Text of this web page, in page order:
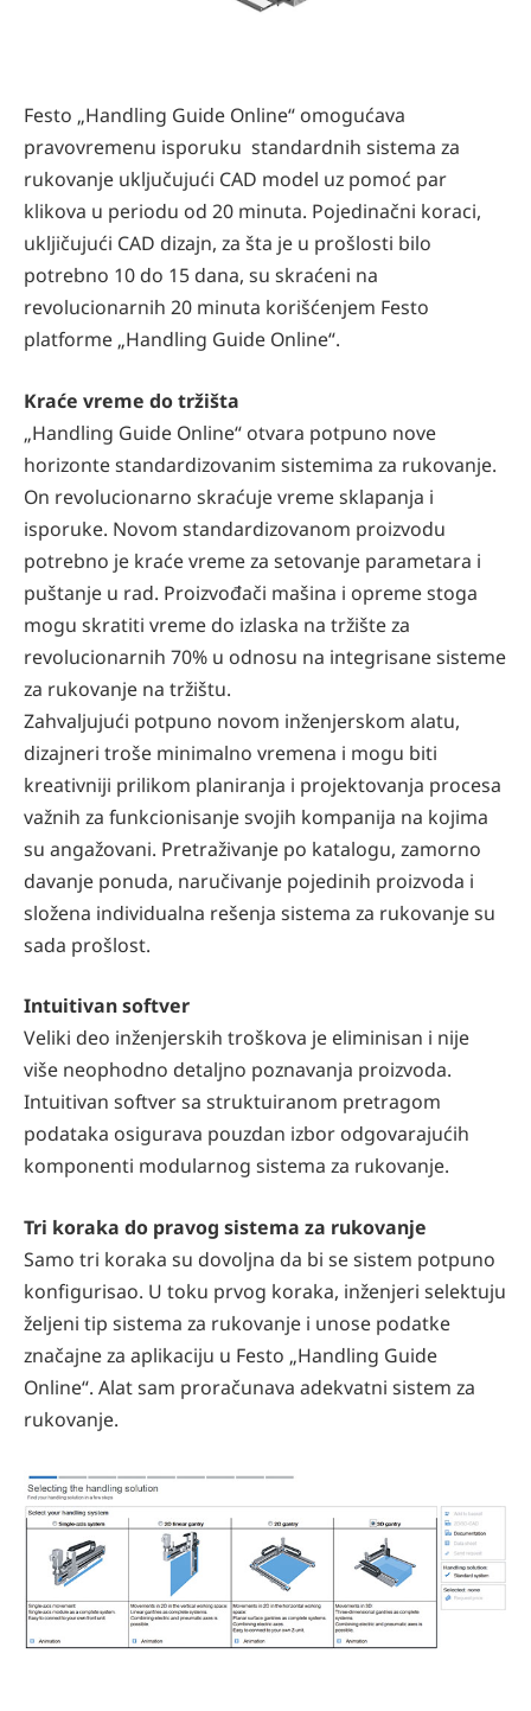
Festo „Handling Guide Online“ omogućava
pravovremenu isporuku standardnih sistema za
rukovanje uključujući CAD model uz pomoć par
klikova u periodu od 20 minuta. Pojedinačni koraci,
ukljičujući CAD dizajn, za šta je u prošlosti bilo
potrebno 10 do 15 dana, su skraćeni na
revolucionarnih 20 minuta korišćenjem Festo
platforme „Handling Guide Online“.
Kraće vreme do tržišta
„Handling Guide Online“ otvara potpuno nove
horizonte standardizovanim sistemima za rukovanje.
On revolucionarno skraćuje vreme sklapanja i
isporuke. Novom standardizovanom proizvodu
potrebno je kraće vreme za setovanje parametara i
puštanje u rad. Proizvođači mašina i opreme stoga
mogu skratiti vreme do izlaska na tržište za
revolucionarnih 70% u odnosu na integrisane sisteme
za rukovanje na tržištu.
Zahvaljujući potpuno novom inženjerskom alatu,
dizajneri troše minimalno vremena i mogu biti
kreativniji prilikom planiranja i projektovanja procesa
važnih za funkcionisanje svojih kompanija na kojima
su angažovani. Pretraživanje po katalogu, zamorno
davanje ponuda, naručivanje pojedinih proizvoda i
složena individualna rešenja sistema za rukovanje su
sada prošlost.
Intuitivan softver
Veliki deo inženjerskih troškova je eliminisan i nije
više neophodno detaljno poznavanja proizvoda.
Intuitivan softver sa struktuiranom pretragom
podataka osigurava pouzdan izbor odgovarajućih
komponenti modularnog sistema za rukovanje.
Tri koraka do pravog sistema za rukovanje
Samo tri koraka su dovoljna da bi se sistem potpuno
konfigurisao. U toku prvog koraka, inženjeri selektuju
željeni tip sistema za rukovanje i unose podatke
značajne za aplikaciju u Festo „Handling Guide
Online“. Alat sam proračunava adekvatni sistem za
rukovanje.